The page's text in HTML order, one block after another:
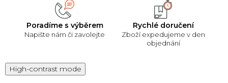
Poradíme s výběrem
Napište nám či zavolejte
Rychlé doručení
Zboží expedujeme v den
objednání
High-contrast mode